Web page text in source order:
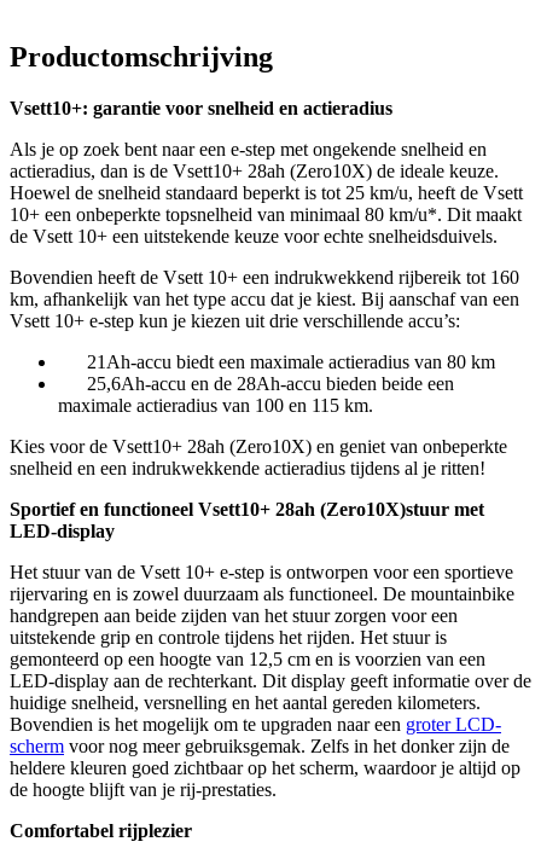
2989,00.2789,00.
Productomschrijving
Vsett10+: garantie voor snelheid en actieradius
Als je op zoek bent naar een e-step met ongekende snelheid en
actieradius, dan is de Vsett10+ 28ah (Zero10X) de ideale keuze.
Hoewel de snelheid standaard beperkt is tot 25 km/u, heeft de Vsett
10+ een onbeperkte topsnelheid van minimaal 80 km/u*. Dit maakt
de Vsett 10+ een uitstekende keuze voor echte snelheidsduivels.
Bovendien heeft de Vsett 10+ een indrukwekkend rijbereik tot 160
km, afhankelijk van het type accu dat je kiest. Bij aanschaf van een
Vsett 10+ e-step kun je kiezen uit drie verschillende accu’s:
21Ah-accu biedt een maximale actieradius van 80 km
25,6Ah-accu en de 28Ah-accu bieden beide een
maximale actieradius van 100 en 115 km.
Kies voor de Vsett10+ 28ah (Zero10X) en geniet van onbeperkte
snelheid en een indrukwekkende actieradius tijdens al je ritten!
Sportief en functioneel Vsett10+ 28ah (Zero10X)stuur met
LED-display
Het stuur van de Vsett 10+ e-step is ontworpen voor een sportieve
rijervaring en is zowel duurzaam als functioneel. De mountainbike
handgrepen aan beide zijden van het stuur zorgen voor een
uitstekende grip en controle tijdens het rijden. Het stuur is
gemonteerd op een hoogte van 12,5 cm en is voorzien van een
LED-display aan de rechterkant. Dit display geeft informatie over de
huidige snelheid, versnelling en het aantal gereden kilometers.
Bovendien is het mogelijk om te upgraden naar een groter LCD-
scherm voor nog meer gebruiksgemak. Zelfs in het donker zijn de
heldere kleuren goed zichtbaar op het scherm, waardoor je altijd op
de hoogte blijft van je rij-prestaties.
Comfortabel rijplezier